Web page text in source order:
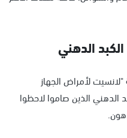
الدهني
لأمراض الجهاز
الذين صاموا لاحظوا